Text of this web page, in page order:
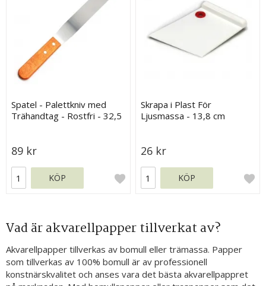
Spatel - Palettkniv med
Trähandtag - Rostfri - 32,5
89 kr
KÖP
Skrapa i Plast För
Ljusmassa - 13,8 cm
26 kr
KÖP
Vad är akvarellpapper tillverkat av?
Akvarellpapper tillverkas av bomull eller trämassa. Papper
som tillverkas av 100% bomull är av professionell
konstnärskvalitet och anses vara det bästa akvarellpappret